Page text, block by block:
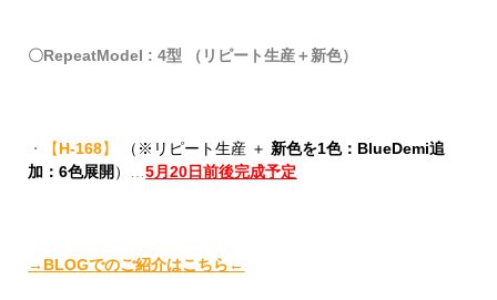
〇RepeatModel : 4型 （リピート生産＋新色）
・ 【H-168】 （※リピート生産 ＋ 新色を1色：BlueDemi追
加：6色展開 ） …5月20日前後完成予定
→BLOGでのご紹介はこちら←